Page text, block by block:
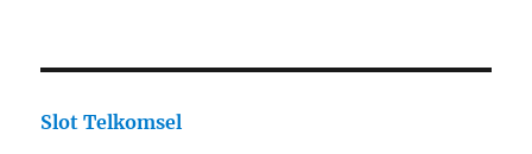
Slot Telkomsel